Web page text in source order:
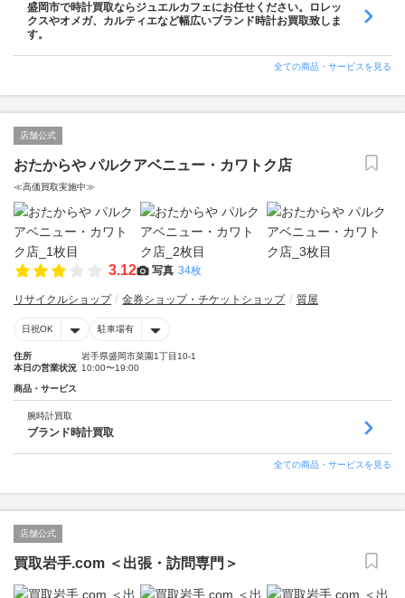
盛岡市で時計買取ならジュエルカフェにお任せください。ロレッ
クスやオメガ、カルティエなど幅広いブランド時計お買取致しま
す。
全ての商品・サービスを見る
店舗公式
おたからや パルクアベニュー・カワトク店
≪高価買取実施中≫
3.12 写真 34枚
リサイクルショップ 金券ショップ・チケットショップ 質屋
日祝OK 駐車場有
住所
岩手県盛岡市菜園1丁目10-1
本日の営業状況 10:00〜19:00
商品・サービス
腕時計買取
ブランド時計買取
全ての商品・サービスを見る
店舗公式
買取岩手.com ＜出張・訪問専門＞